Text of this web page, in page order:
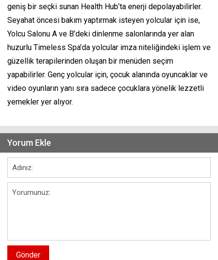
geniş bir seçki sunan Health Hub’ta enerji depolayabilirler.
Seyahat öncesi bakım yaptırmak isteyen yolcular için ise,
Yolcu Salonu A ve B’deki dinlenme salonlarında yer alan
huzurlu Timeless Spa’da yolcular imza niteliğindeki işlem ve
güzellik terapilerinden oluşan bir menüden seçim
yapabilirler. Genç yolcular için, çocuk alanında oyuncaklar ve
video oyunların yanı sıra sadece çocuklara yönelik lezzetli
yemekler yer alıyor.
Yorum Ekle
Gönder